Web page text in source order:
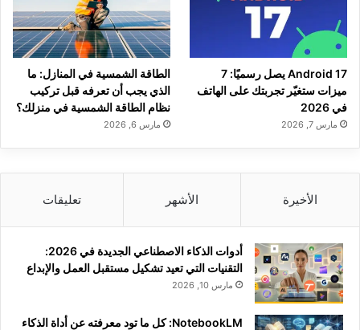
Android 17 يصل رسميًا: 7
ميزات ستغيّر تجربتك على الهاتف
في 2026
مارس 7, 2026
الطاقة الشمسية في المنازل: ما
الذي يجب أن تعرفه قبل تركيب
نظام الطاقة الشمسية في منزلك؟
مارس 6, 2026
الأخيرة الأشهر تعليقات
أدوات الذكاء الاصطناعي الجديدة في 2026:
التقنيات التي تعيد تشكيل مستقبل العمل والإبداع
مارس 10, 2026
NotebookLM: كل ما تود معرفته عن أداة الذكاء